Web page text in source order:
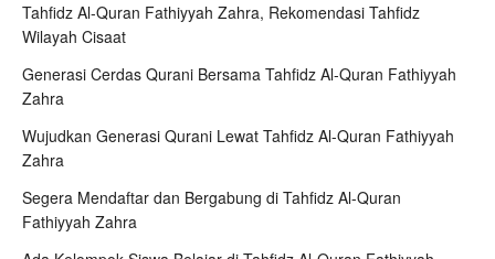
Tahfidz Al-Quran Fathiyyah Zahra, Rekomendasi Tahfidz
Wilayah Cisaat
Generasi Cerdas Qurani Bersama Tahfidz Al-Quran Fathiyyah
Zahra
Wujudkan Generasi Qurani Lewat Tahfidz Al-Quran Fathiyyah
Zahra
Segera Mendaftar dan Bergabung di Tahfidz Al-Quran
Fathiyyah Zahra